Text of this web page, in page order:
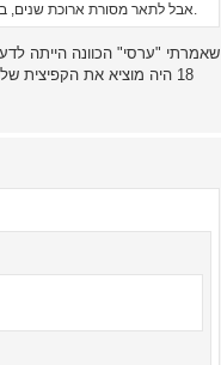
אבל לתאר מסורת ארוכת שנים, בעלת פריטים מדהימים ביופיים וסכינים שהכתיבו את הסגנון למשך דורות, במילה "ערסי"- צריך להיות מוכשר במיוחד.
שאמרתי "ערסי" הכוונה הייתה
18 היה מוציא את הקפיצית